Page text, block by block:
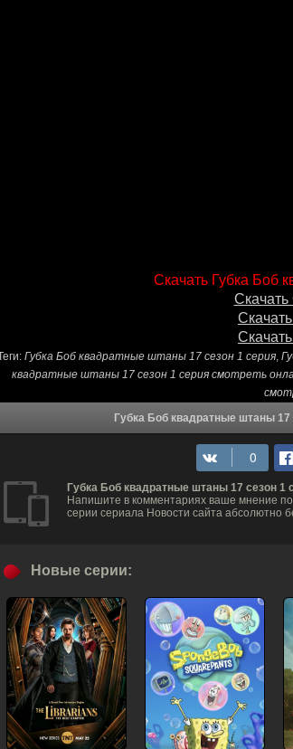
Скачать Губка Боб
Губка Боб квадратные штаны 17 сезон 1 серия,
квадратные штаны 17 сезон 1 серия смотреть
Губка Боб квадратные штаны
Губка Боб квадратные штаны 17 сезон 1
Напишите в комментариях ваше мнение
серии сериала Новости сайта абсолютно
Новые серии: